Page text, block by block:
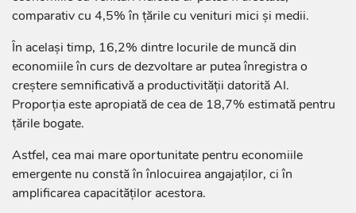
comparativ cu 4,5% în țările cu venituri mici și medii.
În același timp, 16,2% dintre locurile de muncă din
economiile în curs de dezvoltare ar putea înregistra o
creștere semnificativă a productivității datorită AI.
Proporția este apropiată de cea de 18,7% estimată pentru
țările bogate.
Astfel, cea mai mare oportunitate pentru economiile
emergente nu constă în înlocuirea angajaților, ci în
amplificarea capacităților acestora.